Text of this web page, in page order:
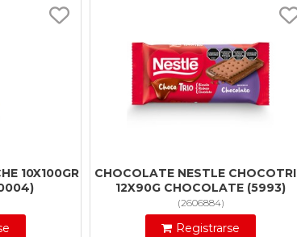
10X100GR
CHOCOLATE NESTLE
12X90G CHOCOLATE (5993)
(2606884)
Registrarse